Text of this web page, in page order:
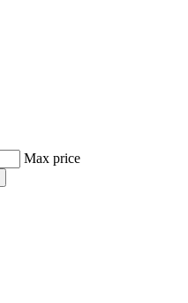
Max price